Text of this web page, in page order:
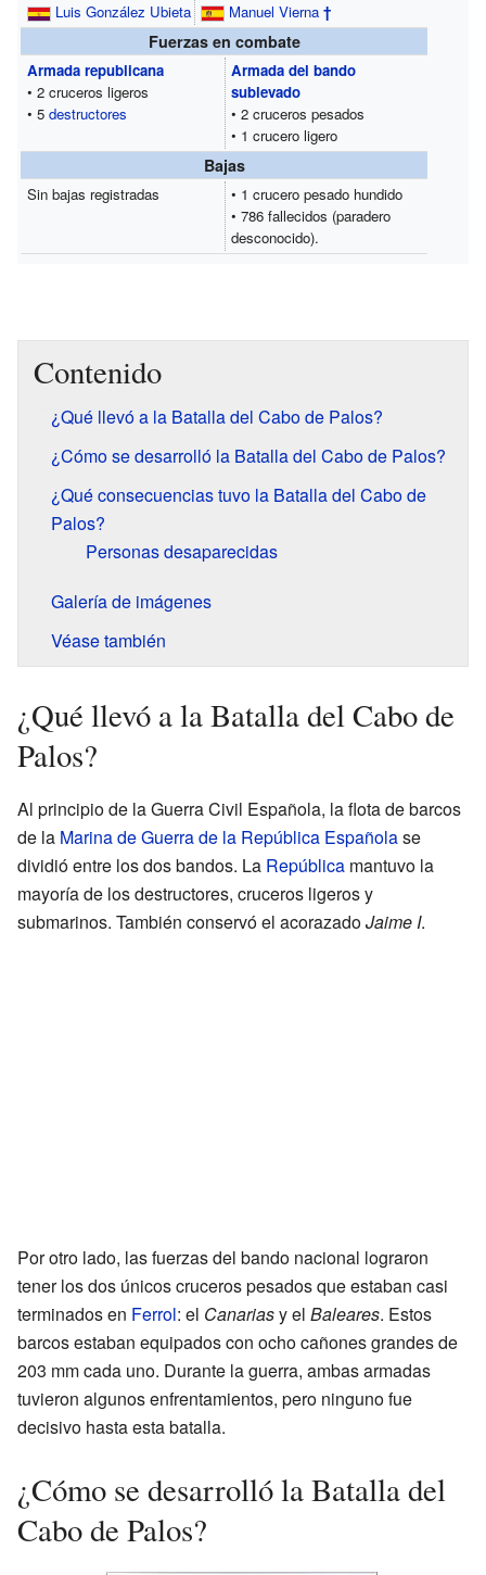
Luis González Ubieta Manuel Vierna †
Fuerzas en combate
Armada republicana
• 2 cruceros ligeros
• 5 destructores
Armada del bando
sublevado
• 2 cruceros pesados
• 1 crucero ligero
Bajas
Sin bajas registradas
• 1 crucero pesado hundido
• 786 fallecidos (paradero
desconocido).
Contenido
¿Qué llevó a la Batalla del Cabo de Palos?
¿Cómo se desarrolló la Batalla del Cabo de Palos?
¿Qué consecuencias tuvo la Batalla del Cabo de
Palos?
Personas desaparecidas
Galería de imágenes
Véase también
¿Qué llevó a la Batalla del Cabo de
Palos?
Al principio de la Guerra Civil Española, la flota de barcos
de la Marina de Guerra de la República Españolase
dividió entre los dos bandos. La República mantuvo la
mayoría de los destructores, cruceros ligeros y
submarinos. También conservó el acorazadoJaime I.
Por otro lado, las fuerzas del bando nacional lograron
tener los dos únicos cruceros pesados que estaban casi
terminados en Ferrol: el Canariasy el Baleares. Estos
barcos estaban equipados con ocho cañones grandes de
203 mm cada uno. Durante la guerra, ambas armadas
tuvieron algunos enfrentamientos, pero ninguno fue
decisivo hasta esta batalla.
¿Cómo se desarrolló la Batalla del
Cabo de Palos?